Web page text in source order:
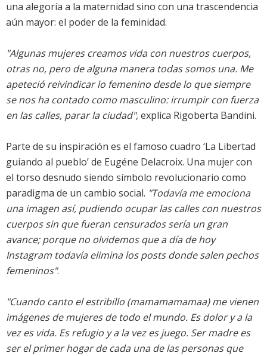
una alegoría a la maternidad sino con una trascendencia
aún mayor: el poder de la feminidad.
"Algunas mujeres creamos vida con nuestros cuerpos,
otras no, pero de alguna manera todas somos una. Me
apeteció reivindicar lo femenino desde lo que siempre
se nos ha contado como masculino: irrumpir con fuerza
en las calles, parar la ciudad", explica Rigoberta Bandini.
Parte de su inspiración es el famoso cuadro ‘La Libertad
guiando al pueblo’ de Eugéne Delacroix. Una mujer con
el torso desnudo siendo símbolo revolucionario como
paradigma de un cambio social. "Todavía me emociona
una imagen así, pudiendo ocupar las calles con nuestros
cuerpos sin que fueran censurados sería un gran
avance; porque no olvidemos que a día de hoy
Instagram todavía elimina los posts donde salen pechos
femeninos".
"Cuando canto el estribillo (mamamamamaa) me vienen
imágenes de mujeres de todo el mundo. Es dolor y a la
vez es vida. Es refugio y a la vez es juego. Ser madre es
ser el primer hogar de cada una de las personas que